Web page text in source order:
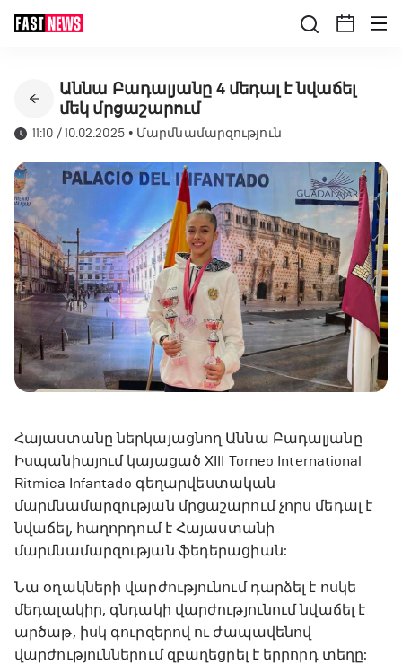
Աննա Բադալյանը 4 մեդալ է նվաճել
մեկ մրցաշարում
11:10 / 10.02.2025 • Մարմնամարզություն
Հայաստանը ներկայացնող Աննա Բադալյանը
Իսպանիայում կայացած XIII Torneo International
Ritmica Infantado գեղարվեստական
մարմնամարզության մրցաշարում չորս մեդալ է
նվաճել, հաղորդում է Հայաստանի
մարմնամարզության ֆեդերացիան:
Նա օղակների վարժությունում դարձել է ոսկե
մեդալակիր, գնդակի վարժությունում նվաճել է
արծաթ, իսկ գուրզերով ու ժապավենով
վարժություններում զբաղեցրել է երրորդ տեղը: